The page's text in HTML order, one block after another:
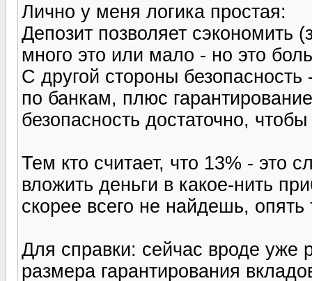
Лично у меня логика простая:
Депозит позволяет сэкономить
много это или мало - но это
С другой стороны
по банкам, плюс
безопасность достаточно,
Тем кто считает, что 13% - это
вложить деньги в какое-нить
скорее всего не найдешь, опять
Для справки: сейчас вроде уже
размера гарантирования